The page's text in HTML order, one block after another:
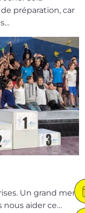
pré­pa­ra­tion, car
Un grand mer­
nous aider ce…